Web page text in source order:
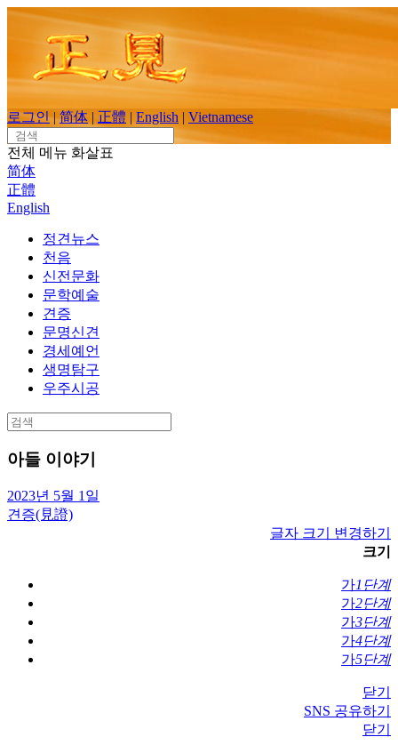
Skip
content
로그인 | 简体 | 正體 | English | Vietnamese
Search
for:
전체 메뉴 화살표
简体
正體
English
정견뉴스
천음
신전문화
문학예술
견증
문명신견
경세예언
생명탐구
우주시공
Search
for:
아들 이야기
2023년 5월 1일
견증(見證)
글자 크기 변경하기
크기
가1단계
가2단계
가3단계
가4단계
가5단계
닫기
SNS 공유하기
닫기